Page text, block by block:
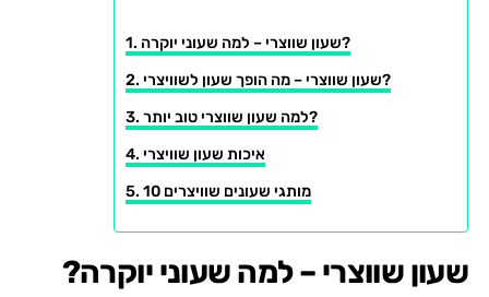
שעון שווצרי – למה שעוני יוקרה?
שעון שווצרי – מה הופך שעון לשוויצרי?
למה שעון שווצרי טוב יותר?
איכות שעון שוויצרי
10 מותגי שעונים שוויצרים
שעון שווצרי – למה שעוני יוקרה?